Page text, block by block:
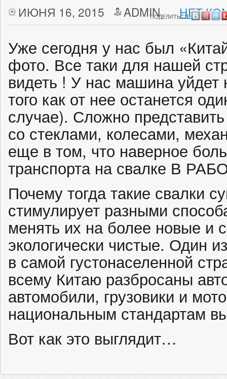
ИЮНЯ 16, 2015 ADMIN НЕТ
ПОДЕЛИТЬСЯ:
Уже сегодня у нас был
фото. Все таки для нашей
видеть ! У нас машина уйдет
того как от нее останется
случае). Сложно
со стеклами, колесами,
еще в том, что наверное
транспорта на свалке В
Почему тогда такие свалки
стимулирует разными
менять их на более новые и
экологически чистые. Один
в самой густонаселенной
всему Китаю разбросаны
автомобили, грузовики и
национальным стандартам
Вот как это выглядит…